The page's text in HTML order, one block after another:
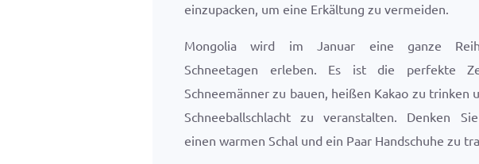
einzupacken, um eine Erkältung zu vermeiden.
Mongolia wird im Januar eine ganze
Schneetagen erleben. Es ist die perfekte
Schneemänner zu bauen, heißen Kakao zu trinken
Schneeballschlacht zu veranstalten. Denken
einen warmen Schal und ein Paar Handschuhe zu